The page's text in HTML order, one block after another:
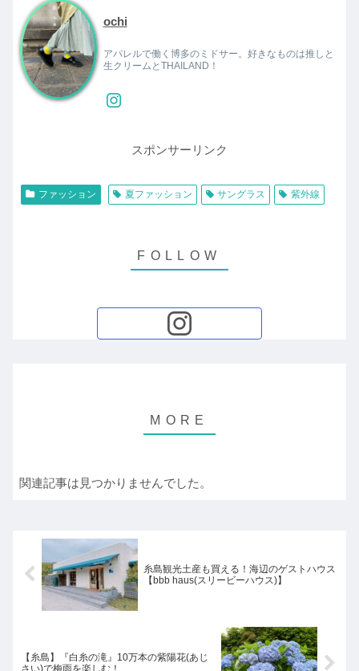
ochi
アパレルで働く博多のミドサー。好きなものは推しと
生クリームとTHAILAND！
スポンサーリンク
ファッション 夏ファッション サングラス 紫外線
関連記事は見つかりませんでした。
糸島観光土産も買える！海辺のゲストハウス
【bbb haus(スリービーハウス)】
【糸島】『白糸の滝』10万本の紫陽花(あじ
さい)で梅雨を楽しむ！